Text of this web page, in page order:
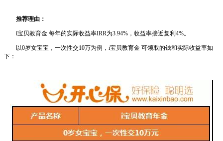
推荐理由：
i宝贝教育金 每年的实际收益率IRR为3.94%，收益率接近复利4%。
以0岁女宝宝，一次性交10万为例，i宝贝教育金 可领取的钱和实际收益率如
下：